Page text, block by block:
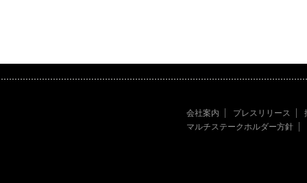
会社案内 プレスリリース
マルチステークホルダー方針